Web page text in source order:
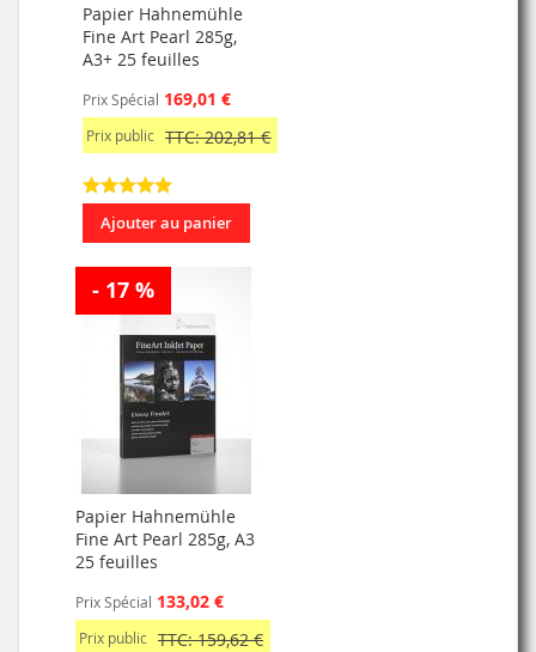
Papier Hahnemühle
Fine Art Pearl 285g,
A3+ 25 feuilles
Prix Spécial 169,01 €
Prix public TTC: 202,81 €
Ajouter au panier
- 17 %
Papier Hahnemühle
Fine Art Pearl 285g, A3
25 feuilles
Prix Spécial 133,02 €
Prix public TTC: 159,62 €